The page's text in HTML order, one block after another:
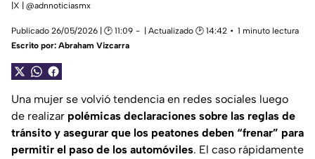
|X | @adnnoticiasmx
Publicado 26/05/2026 | 🕑 11:09 | Actualizado 🕑 14:42
1 minuto lectura
Escrito por: Abraham Vizcarra
Una mujer se volvió tendencia en redes sociales luego
de realizar polémicas declaraciones sobre las reglas de
tránsito y asegurar que los peatones deben “frenar” para
permitir el paso de los automóviles. El caso rápidamente